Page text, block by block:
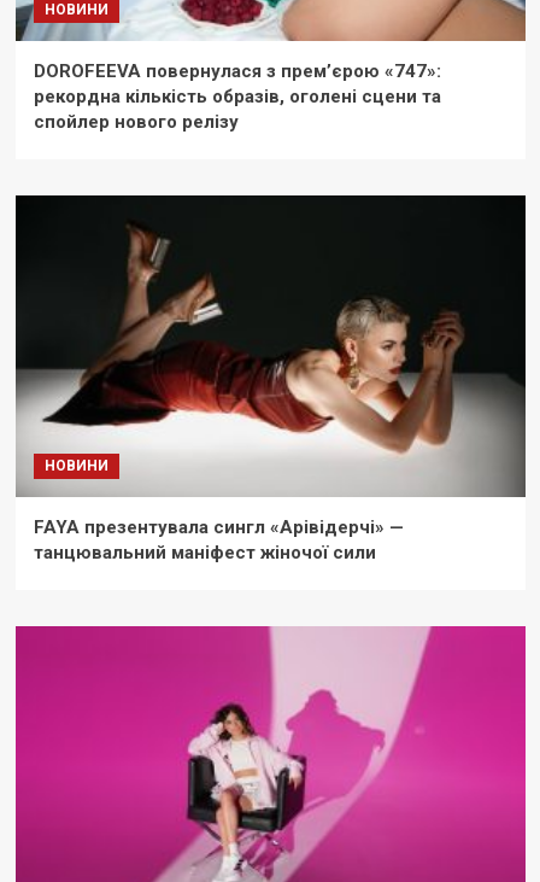
НОВИНИ
DOROFEEVA повернулася з прем’єрою «747»:
рекордна кількість образів, оголені сцени та
спойлер нового релізу
НОВИНИ
FAYA презентувала сингл «Арівідерчі» —
танцювальний маніфест жіночої сили